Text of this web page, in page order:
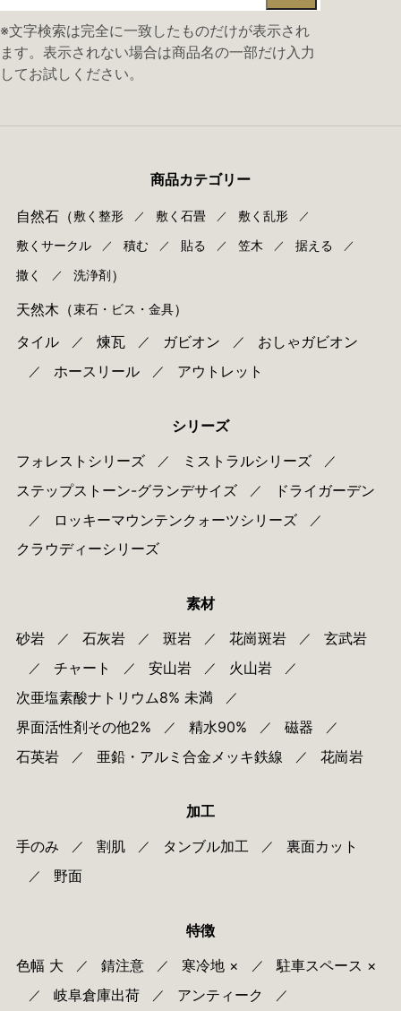
※文字検索は完全に一致したものだけが表示され
ます。表示されない場合は商品名の一部だけ入力
してお試しください。
商品カテゴリー
自然石（敷く整形／ 敷く石畳／ 敷く乱形／
敷くサークル／ 積む／ 貼る ／ 笠木 ／ 据える ／
撒く ／ 洗浄剤）
天然木 （束⽯・ビス・⾦具）
タイル／ 煉瓦／ ガビオン ／ おしゃガビオン
／ ホースリール／ アウトレット
シリーズ
フォレストシリーズ／ ミストラルシリーズ／
ステップストーン-グランデサイズ／ ドライガーデン
／ ロッキーマウンテンクォーツシリーズ／
クラウディーシリーズ
素材
砂岩／ 石灰岩／ 斑岩／ 花崗斑岩／ 玄武岩
／ チャート ／ 安山岩／ 火山岩／
次亜塩素酸ナトリウム8% 未満 ／
界面活性剤その他2% ／ 精水90% ／ 磁器 ／
石英岩／ 亜鉛・アルミ合金メッキ鉄線 ／ 花崗岩
加工
手のみ ／ 割肌／ タンブル加工 ／ 裏面カット
／ 野面
特徴
色幅 大 ／ 錆注意／ 寒冷地 × ／ 駐車スペース ×
／ 岐阜倉庫出荷／ アンティーク ／